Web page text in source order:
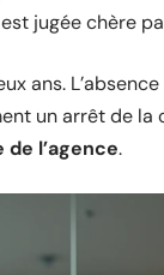
jugée chère
ans.
un arrêt de la
l’agence.